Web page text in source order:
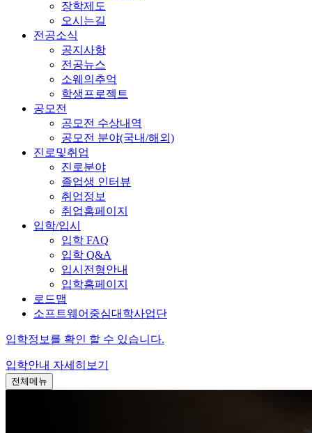
장학제도
오시는길
전공소식
공지사항
전공뉴스
소웨의추억
학생프로젝트
공모전
공모전 수상내역
공모전 분야(국내/해외)
진로및취업
진로분야
졸업생 인터뷰
취업정보
취업홈페이지
입학/입시
입학 FAQ
입학 Q&A
입시전형안내
입학홈페이지
로드맵
소프트웨어중심대학사업단
입학정보를 확인 할 수 있습니다.
입학안내 자세히보기
전체메뉴